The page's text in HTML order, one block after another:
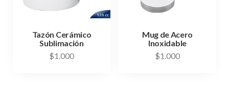
Tazón Cerámico
Sublimación
$1.000
Mug de Acero
Inoxidable
$1.000